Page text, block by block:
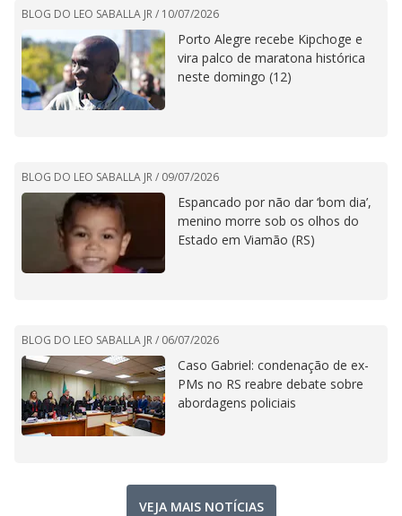
BLOG DO LEO SABALLA JR / 10/07/2026
Porto Alegre recebe Kipchoge e
vira palco de maratona histórica
neste domingo (12)
BLOG DO LEO SABALLA JR / 09/07/2026
Espancado por não dar ‘bom dia’,
menino morre sob os olhos do
Estado em Viamão (RS)
BLOG DO LEO SABALLA JR / 06/07/2026
Caso Gabriel: condenação de ex-
PMs no RS reabre debate sobre
abordagens policiais
VEJA MAIS NOTÍCIAS